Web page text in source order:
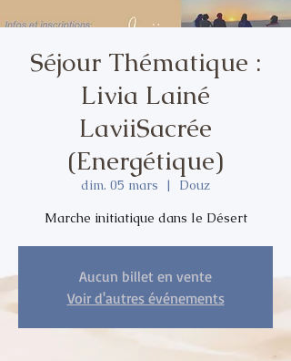
Séjour Thématique :
Livia Lainé
LaviiSacrée
(Energétique)
dim. 05 mars
  |
Douz
Marche initiatique dans le Désert
Aucun billet en vente
Voir d'autres événements